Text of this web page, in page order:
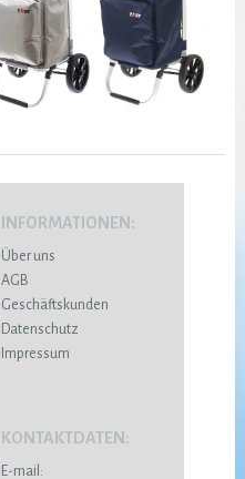
INFORMATIONEN:
Über uns
AGB
Geschäftskunden
Datenschutz
Impressum
KONTAKTDATEN:
E-mail: